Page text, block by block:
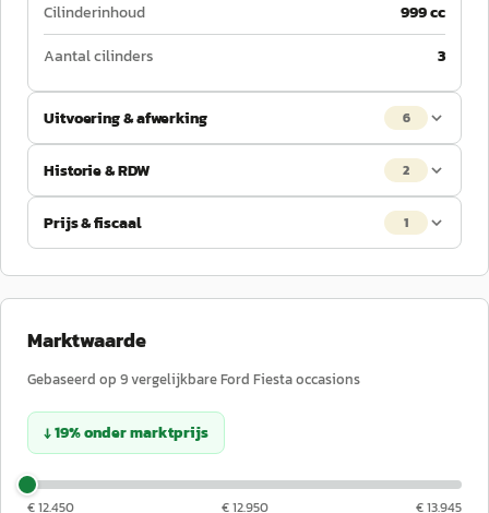
Cilinderinhoud
999 cc
Aantal cilinders
3
Uitvoering & afwerking 6
Historie & RDW 2
Prijs & fiscaal 1
Marktwaarde
Gebaseerd op 9vergelijkbareFord Fiestaoccasions
↓19%ondermarktprijs
€ 12.450 € 12.950 € 13.945